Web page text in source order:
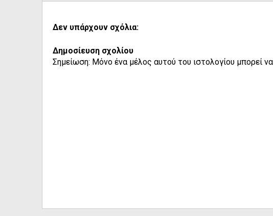
Δεν υπάρχουν σχόλια:
Δημοσίευση σχολίου
Σημείωση: Μόνο ένα μέλος αυτού του ιστολογίου μπορεί